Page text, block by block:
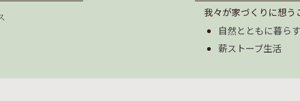
我々が家づくりに想う
自然とともに暮らす
薪ストーブ生活